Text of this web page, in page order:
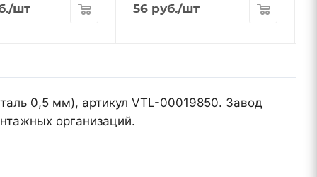
/шт 56 руб./шт
0,5 мм), артикул VTL-00019850. Завод
организаций.